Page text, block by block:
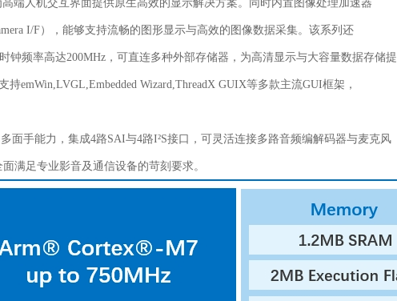
端人机交互界面提供原生高效的显示解决方案。同时内置图像处理加速器
I/F），能够支持流畅的图形显示与高效的图像数据采集。该系列还
钟频率高达200MHz，可直连多种外部存储器，为高清显示与大容量数据存储提
emWin,LVGL,Embedded Wizard,ThreadX GUIX等多款主流GUI框架，
手能力，集成4路SAI与4路I²S接口，可灵活连接多路音频编解码器与麦克风
满足专业影音及通信设备的苛刻要求。